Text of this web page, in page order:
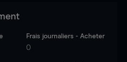
Frais journaliers - Acheter
0